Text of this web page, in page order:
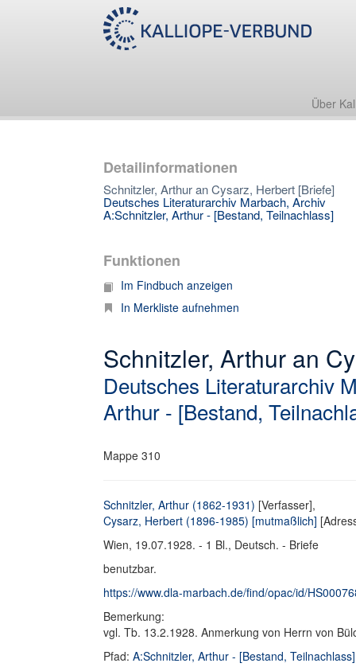
Über
Detailinformationen
Schnitzler, Arthur an Cysarz, Herbert [Briefe]
Deutsches Literaturarchiv Marbach, Archiv
A:Schnitzler, Arthur - [Bestand, Teilnachlass]
Funktionen
Im Findbuch anzeigen
In Merkliste aufnehmen
Schnitzler, Arthur an
Deutsches Literaturarchiv
Arthur - [Bestand,
Mappe 310
Schnitzler, Arthur (1862-1931) [Verfasser],
Cysarz, Herbert (1896-1985) [mutmaßlich]
Wien, 19.07.1928. - 1 Bl., Deutsch. - Briefe
benutzbar.
https://www.dla-marbach.de/find/opac/id/
Bemerkung:
vgl. Tb. 13.2.1928. Anmerkung von Herrn von
Pfad: A:Schnitzler, Arthur - [Bestand, Teilnachlass]